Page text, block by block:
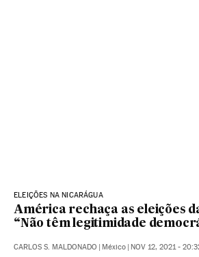
ELEIÇÕES NA NICARÁGUA
América rechaça as eleições
“Não têm legitimidade
CARLOS S. MALDONADO México NOV 12, 2021 -